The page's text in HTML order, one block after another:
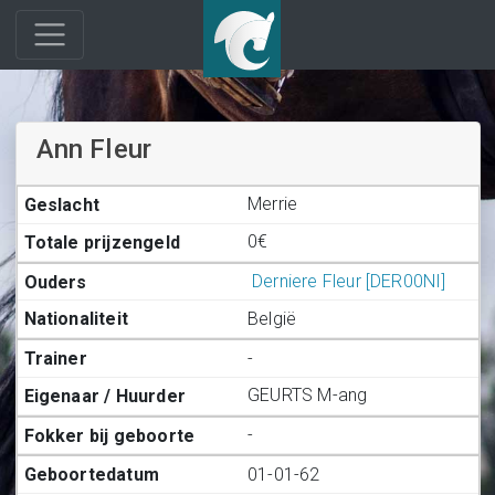
Ann Fleur
Merrie
0€
Derniere Fleur [DER00NI]
België
-
GEURTS M-ang
-
01-01-62